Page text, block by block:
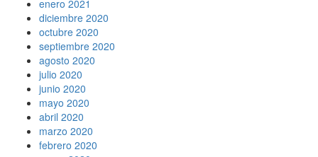
enero 2021
diciembre 2020
octubre 2020
septiembre 2020
agosto 2020
julio 2020
junio 2020
mayo 2020
abril 2020
marzo 2020
febrero 2020